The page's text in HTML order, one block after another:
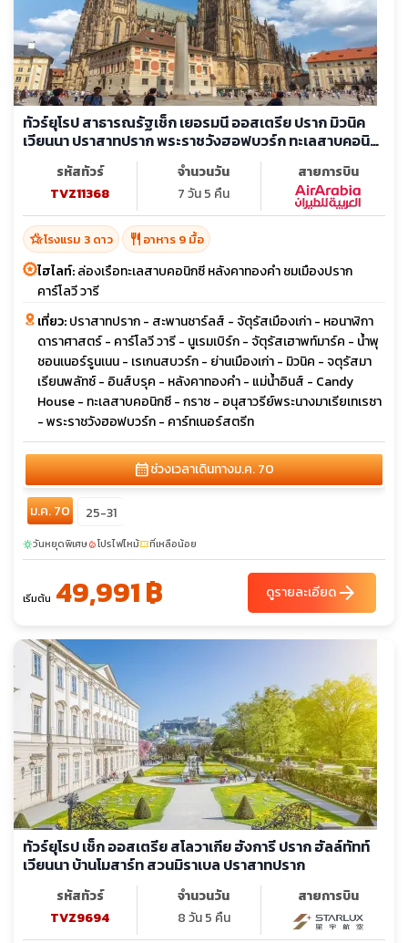
ทัวร์ยุโรป สาธารณรัฐเช็ก เยอรมนี ออสเตรีย ปราก มิวนิค
เวียนนา ปราสาทปราก พระราชวังฮอฟบวร์ก ทะเลสาบคอนิก
รหัสทัวร์
TVZ11368
จำนวนวัน
7 วัน 5 คืน
สายการบิน
hotel_classโรงแรม 3 ดาว restaurant อาหาร 9 มื้อ
ไฮไลท์:ล่องเรือทะเลสาบคอนิกซี หลังคาทองคำ ชมเมืองปราก
คาร์โลวี วารี
เที่ยว:ปราสาทปราก - สะพานชาร์ลส์ - จัตุรัสเมืองเก่า - หอนาฬิกา
ดาราศาสตร์ - คาร์โลวี วารี - นูเรมเบิร์ก - จัตุรัสเฮาพท์มาร์ค - น้ำพุ
ชอนเนอร์รูนเนน - เรเกนสบวร์ก - ย่านเมืองเก่า - มิวนิค - จตุรัสมา
เรียนพลัทซ์ - อินส์บรุค - หลังคาทองคำ - แม่น้ำอินส์ - Candy
House - ทะเลสาบคอนิกซี - กราซ - อนุสาวรีย์พระนางมาเรียเทเรซา
- พระราชวังฮอฟบวร์ก - คาร์ทเนอร์สตรีท
calendar_monthช่วงเวลาเดินทางม.ค. 70
ม.ค. 70 25-31
sunnyวันหยุดพิเศษlocal_fire_departmentโปรไฟไหม้confirmation_numberที่เหลือน้อย
เริ่มต้น 49,991 ฿ ดูรายละเอียดarrow_forward
ทัวร์ยุโรป เช็ก ออสเตรีย สโลวาเกีย ฮังการี ปราก ฮัลล์ทัทท์
เวียนนา บ้านโมสาร์ท สวนมิราเบล ปราสาทปราก
รหัสทัวร์
TVZ9694
จำนวนวัน
8 วัน 5 คืน
สายการบิน